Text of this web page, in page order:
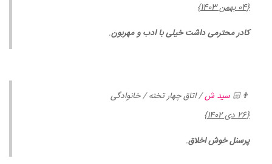
{04 بهمن 1403}
کادر محترمی داشت خیلی با ادب و مهربون.
👨🏻 سید ش/ اتاق چهار تخته / خانوادگی
{26 دی 1402}
پرسنل خوش اخلاق.